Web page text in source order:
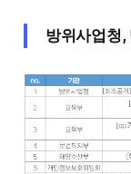
방위사업청,